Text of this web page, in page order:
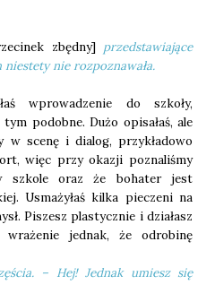
zbędny]przedstawiające
nie rozpoznawała.
wprowadzenie do szkoły,
podobne. Dużo opisałaś, ale
w scenę i dialog, przykładowo
więc przy okazji poznaliśmy
szkole oraz że bohater jest
Usmażyłaś kilka pieczeni na
Piszesz plastycznie i działasz
wrażenie jednak, że odrobinę
– Hej! Jednak umiesz się